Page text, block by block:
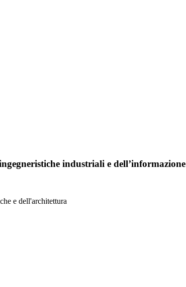
industriali e dell’informazione
e dell'architettura